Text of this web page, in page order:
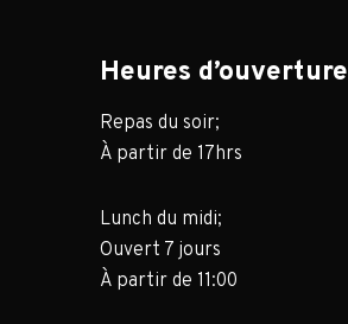
Heures d’ouverture
Repas du soir;
À partir de 17hrs
Lunch du midi;
Ouvert 7 jours
À partir de 11:00